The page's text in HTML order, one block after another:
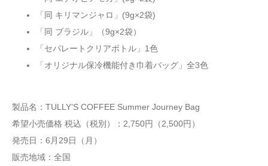
「同 キリマンジャロ」(9g×2袋)
「同 ブラジル」（9g×2袋）
「セパレートクリアボトル」1色
「オリジナル保冷機能付き巾着バッグ」全3色
製品名：TULLY’S COFFEE Summer Journey Bag
希望小売価格 税込（税別）：2,750円（2,500円）
発売日：6月29日（月）
販売地域：全国